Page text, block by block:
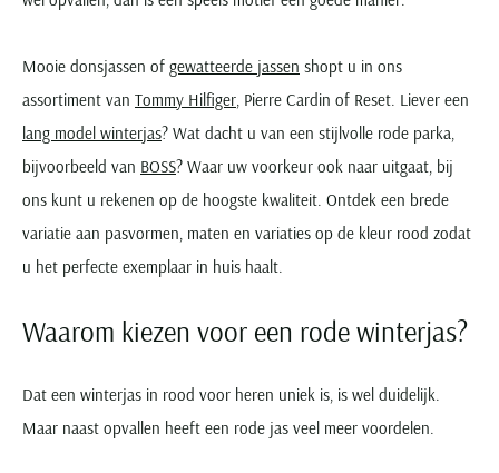
Seidensticker
Slater
State of Art
Superdry
Tenson
Thomas Maine
Tommy Hilfiger
UBR
Wellington of Billmore
William Lockie
Mooie donsjassen of gewatteerde jassen shopt u in ons
assortiment van Tommy Hilfiger , Pierre Cardin of Reset. Liever een
lang model winterjas? Wat dacht u van een stijlvolle rode parka,
bijvoorbeeld van BOSS? Waar uw voorkeur ook naar uitgaat, bij
ons kunt u rekenen op de hoogste kwaliteit. Ontdek een brede
variatie aan pasvormen, maten en variaties op de kleur rood zodat
u het perfecte exemplaar in huis haalt.
Waarom kiezen voor een rode winterjas?
Dat een winterjas in rood voor heren uniek is, is wel duidelijk.
Maar naast opvallen heeft een rode jas veel meer voordelen.